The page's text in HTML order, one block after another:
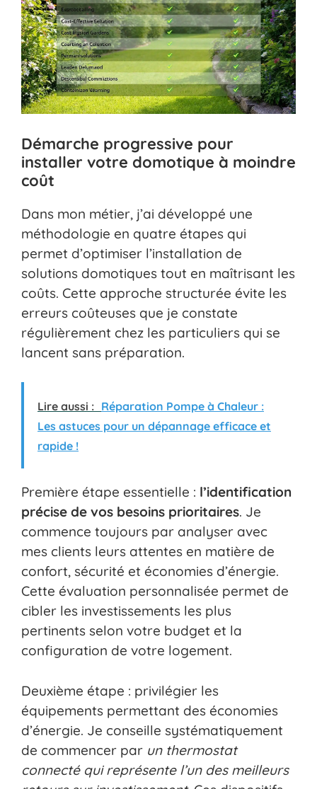
Démarche progressive pour
installer votre domotique à moindre
coût
Dans mon métier, j’ai développé une
méthodologie en quatre étapes qui
permet d’optimiser l’installation de
solutions domotiques tout en maîtrisant les
coûts. Cette approche structurée évite les
erreurs coûteuses que je constate
régulièrement chez les particuliers qui se
lancent sans préparation.
Lire aussi : Réparation Pompe à Chaleur :
Les astuces pour un dépannage efficace et
rapide !
Première étape essentielle : l’identification
précise de vos besoins prioritaires. Je
commence toujours par analyser avec
mes clients leurs attentes en matière de
confort, sécurité et économies d’énergie.
Cette évaluation personnalisée permet de
cibler les investissements les plus
pertinents selon votre budget et la
configuration de votre logement.
Deuxième étape : privilégier les
équipements permettant des économies
d’énergie. Je conseille systématiquement
de commencer par un thermostat
connecté qui représente l’un des meilleurs